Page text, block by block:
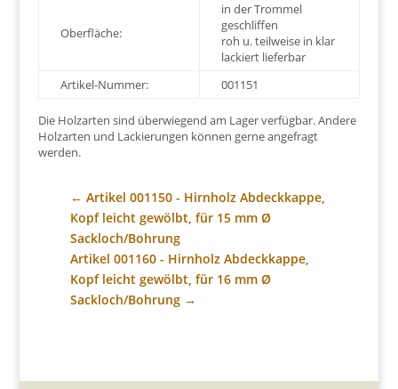
Oberfläche:
in der Trommel
geschliffen
roh u. teilweise in klar
lackiert lieferbar
Artikel-Nummer:
001151
Die Holzarten sind überwiegend am Lager verfügbar. Andere
Holzarten und Lackierungen können gerne angefragt
werden.
← Artikel 001150 - Hirnholz Abdeckkappe,
Kopf leicht gewölbt, für 15 mm Ø
Sackloch/Bohrung
Artikel 001160 - Hirnholz Abdeckkappe,
Kopf leicht gewölbt, für 16 mm Ø
Sackloch/Bohrung→